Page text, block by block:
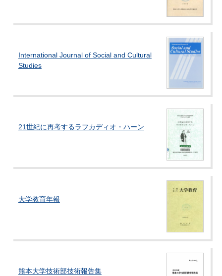
International Journal of Social and Cultural
Studies
21世紀に再考するラフカディオ・ハーン
大学教育年報
熊本大学技術部技術報告集